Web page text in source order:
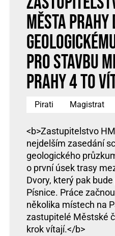
města
pro stavbu
Prahy 4 to
Pirati Magistrat
<b>Zastupitelstvo
nejdelším zasedání
geologického
o první úsek trasy
Dvory, který pak
Písnice. Práce
několika místech na
zastupitelé Městské
krok vítají.</b>